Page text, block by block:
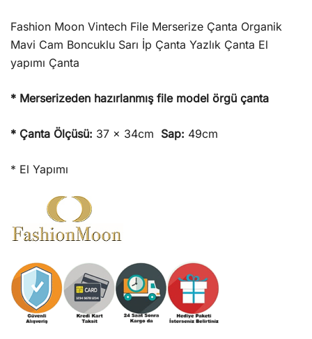
863,64₺.fiyat:
Fashion Moon Vintech File Merserize Çanta Organik
Mavi Cam Boncuklu Sarı İp Çanta Yazlık Çanta El
yapımı Çanta
* Merserizeden hazırlanmış file model örgü çanta
* Çanta Ölçüsü: 37 x 34cm Sap: 49cm
* El Yapımı